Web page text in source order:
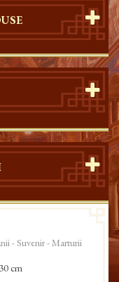
- Suvenir - Marturii
cm